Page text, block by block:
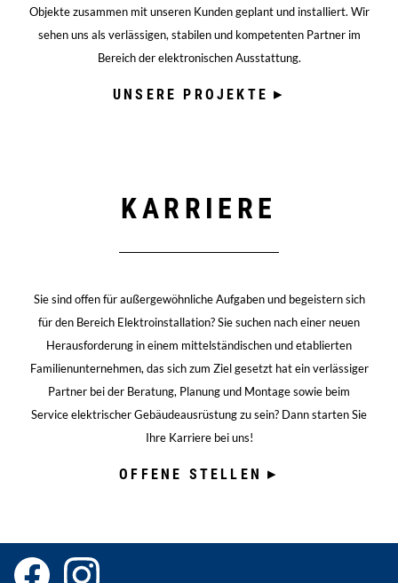
Objekte zusammen mit unseren Kunden geplant und installiert. Wir
sehen uns als verlässigen, stabilen und kompetenten Partner im
Bereich der elektronischen Ausstattung.
UNSERE PROJEKTE
KARRIERE
Sie sind offen für außergewöhnliche Aufgaben und begeistern sich
für den Bereich Elektroinstallation? Sie suchen nach einer neuen
Herausforderung in einem mittelständischen und etablierten
Familienunternehmen, das sich zum Ziel gesetzt hat ein verlässiger
Partner bei der Beratung, Planung und Montage sowie beim
Service elektrischer Gebäudeausrüstung zu sein? Dann starten Sie
Ihre Karriere bei uns!
OFFENE STELLEN